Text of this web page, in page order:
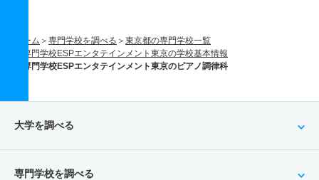
ホーム 専門学校を調べる
東京都の専門学校一覧
専門学校ESPエンタテインメント東京の学校基本情報
専門学校ESPエンタテインメント東京のピアノ調律科
大学を調べる
専門学校を調べる